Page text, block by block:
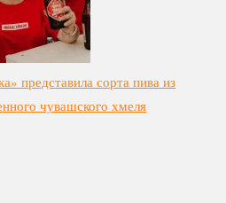
представила сорта пива из
чувашского хмеля